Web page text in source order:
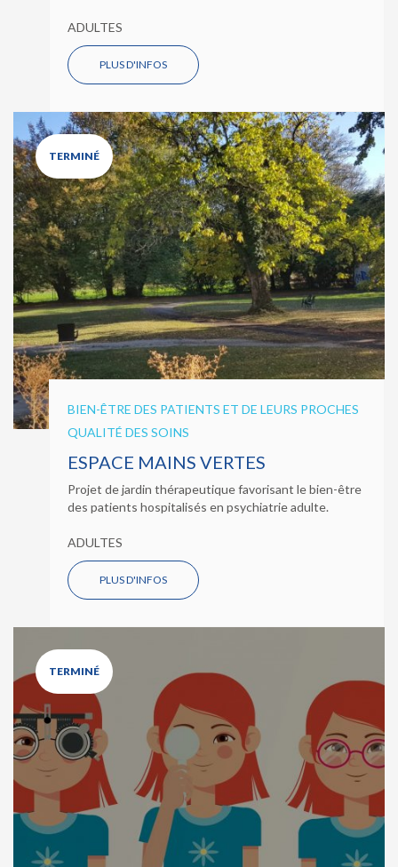
ADULTES
PLUS D'INFOS
TERMINÉ
BIEN-ÊTRE DES PATIENTS ET DE LEURS PROCHES
QUALITÉ DES SOINS
ESPACE MAINS VERTES
Projet de jardin thérapeutique favorisant le bien-être
des patients hospitalisés en psychiatrie adulte.
ADULTES
PLUS D'INFOS
TERMINÉ